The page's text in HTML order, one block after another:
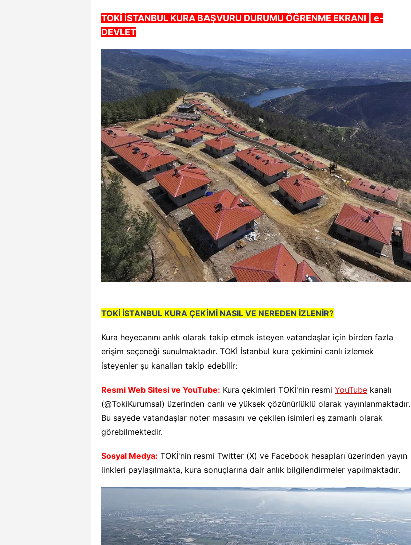
TOKİ İSTANBUL KURA BAŞVURU DURUMU ÖĞRENME EKRANI | e-
DEVLET
TOKİ İSTANBUL KURA ÇEKİMİ NASIL VE NEREDEN İZLENİR?
Kura heyecanını anlık olarak takip etmek isteyen vatandaşlar için birden fazla
erişim seçeneği sunulmaktadır. TOKİ İstanbul kura çekimini canlı izlemek
isteyenler şu kanalları takip edebilir:
Resmi Web Sitesi ve YouTube: Kura çekimleri TOKİ'nin resmi YouTube kanalı
(@TokiKurumsal) üzerinden canlı ve yüksek çözünürlüklü olarak yayınlanmaktadır.
Bu sayede vatandaşlar noter masasını ve çekilen isimleri eş zamanlı olarak
görebilmektedir.
Sosyal Medya: TOKİ'nin resmi Twitter (X) ve Facebook hesapları üzerinden yayın
linkleri paylaşılmakta, kura sonuçlarına dair anlık bilgilendirmeler yapılmaktadır.